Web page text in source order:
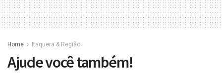
Home Itaquera & Região
Ajude você também!